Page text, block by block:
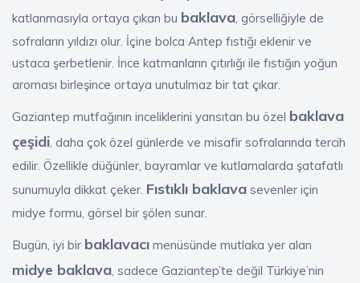
katlanmasıyla ortaya çıkan bu baklava, görselliğiyle de
sofraların yıldızı olur. İçine bolca Antep fıstığı eklenir ve
ustaca şerbetlenir. İnce katmanların çıtırlığı ile fıstığın yoğun
aroması birleşince ortaya unutulmaz bir tat çıkar.
Gaziantep mutfağının inceliklerini yansıtan bu özel baklava
çeşidi, daha çok özel günlerde ve misafir sofralarında tercih
edilir. Özellikle düğünler, bayramlar ve kutlamalarda şatafatlı
sunumuyla dikkat çeker. Fıstıklı baklava sevenler için
midye formu, görsel bir şölen sunar.
Bugün, iyi bir baklavacı menüsünde mutlaka yer alan
midye baklava, sadece Gaziantep’te değil Türkiye’nin